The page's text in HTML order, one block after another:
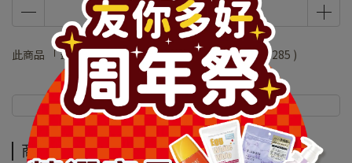
此商品 「 最高 」可以折抵紅利57000 點 (約等於NT$285 )
商品介紹 規格說明
商品介紹